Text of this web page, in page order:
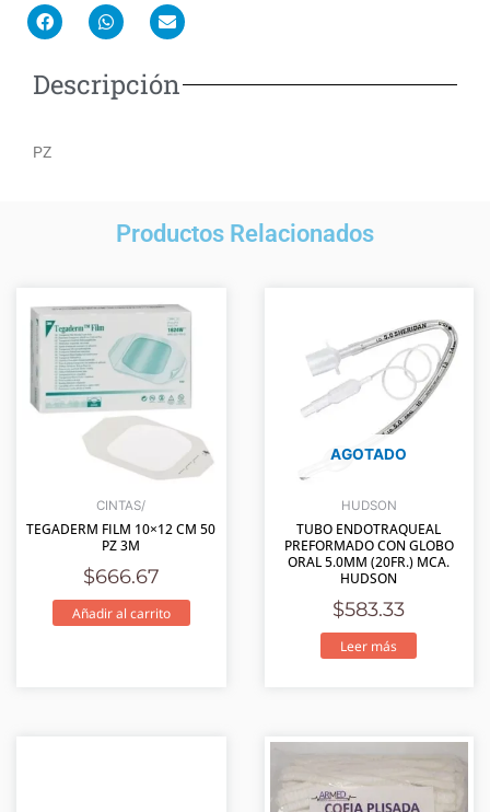
F
a
b
o
W
h
s
a
E
n
l
o
Descripción
PZ
Productos Relacionados
CINTAS/
TEGADERM FILM 10×12 CM 50
PZ 3M
$666.67
Añadir al carrito
AGOTADO
HUDSON
TUBO ENDOTRAQUEAL
PREFORMADO CON GLOBO
ORAL 5.0MM (20FR.) MCA.
HUDSON
$583.33
Leer más